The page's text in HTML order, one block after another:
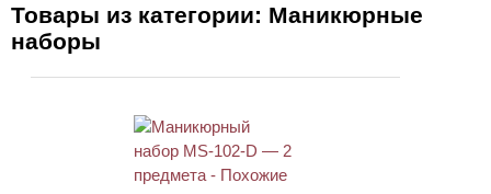
Товары из категории: Маникюрные
наборы